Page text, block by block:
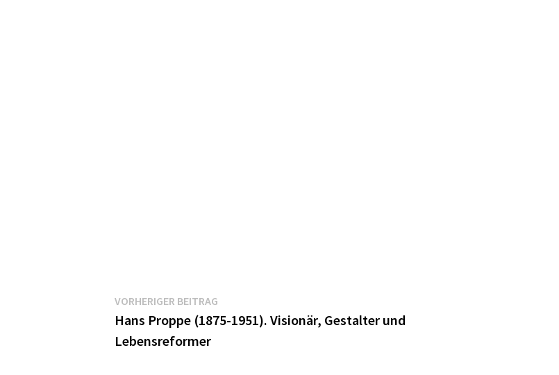
Beitragsnavigation
VORHERIGER BEITRAG
Beitrag:
Hans Proppe (1875-1951). Visionär, Gestalter und
Lebensreformer